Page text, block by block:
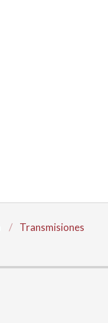
Transmisiones